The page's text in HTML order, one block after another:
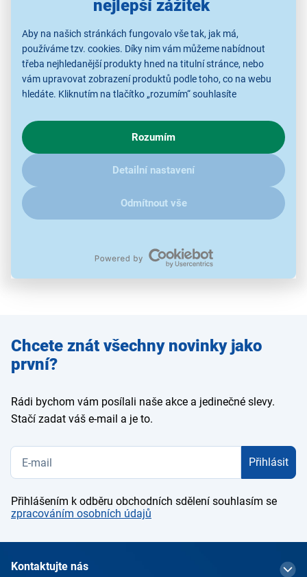
nejlepší zážitek
Aby na našich stránkách fungovalo vše tak, jak má,
používáme tzv. cookies. Díky nim vám můžeme nabídnout
třeba nejhledanější produkty hned na titulní stránce, nebo
vám upravovat zobrazení produktů podle toho, co na webu
hledáte. Kliknutím na tlačítko „rozumím“ souhlasíte
chování na webu pro zobrazení cílených reklam. Pokud vás
zajímají detaily, jak u nás s cookies a dalšími údaji pracujeme,
kliknětesem.
Rozumím
Detailní nastavení
Odmítnout vše
Použité obrázky jsou pouze ilustrativní a technické specifikace se
mohou v průběhu času změnit bez předchozího upozornění.
Zadejte
e-mail
Chcete znát všechny novinky jako
první?
Rádi bychom vám posílali naše akce a jedinečné slevy.
Stačí zadat váš e-mail a je to.
Přihlásit
Přihlášením k odběru obchodních sdělení souhlasím se
zpracováním osobních údajů
Kontaktujte nás